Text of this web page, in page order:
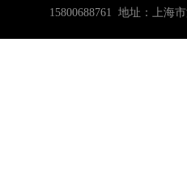
15800688761 地址：上海